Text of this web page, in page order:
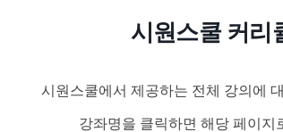
시원스쿨 커리
시원스쿨에서 제공하는 전체 강의에
강좌명을 클릭하면 해당 페이지